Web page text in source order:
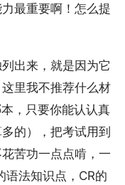
最重要啊！怎么提
出来，就是因为它
里我不推荐什么材
，只要你能认认真
的），把考试用到
苦功一点点啃，一
语法知识点，CR的